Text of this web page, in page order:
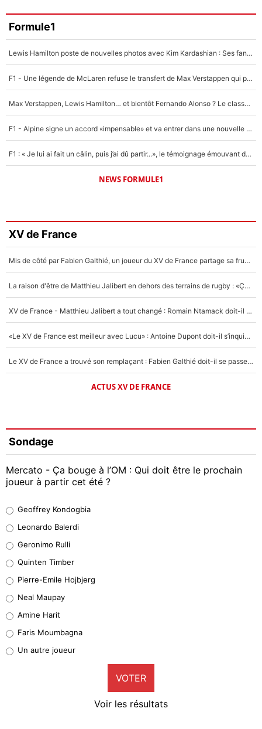
Formule1
Lewis Hamilton poste de nouvelles photos avec Kim Kardashian : Ses fans le voient déjà redevenir champion du monde de F1 grâce à elle !
F1 - Une légende de McLaren refuse le transfert de Max Verstappen qui pourrait «faire des vagues» et plomber l'ambiance dans l'équipe
Max Verstappen, Lewis Hamilton… et bientôt Fernando Alonso ? Le classement des pilotes les mieux payés en Formule 1 risque de changer !
F1 - Alpine signe un accord «impensable» et va entrer dans une nouvelle dimension : Grande nouvelle pour Pierre Gasly !
F1 : « Je lui ai fait un câlin, puis j’ai dû partir...», le témoignage émouvant de Max Verstappen sur sa fille
NEWS FORMULE1
XV de France
Mis de côté par Fabien Galthié, un joueur du XV de France partage sa frustration : «ils ne me l’ont pas dit tout de suite»
La raison d'être de Matthieu Jalibert en dehors des terrains de rugby : «Ça m'atteint autant que si tu touches à un membre de ma famille»
XV de France - Matthieu Jalibert a tout changé : Romain Ntamack doit-il s’inquiéter pour sa place à un an de la Coupe du monde ?
«Le XV de France est meilleur avec Lucu» : Antoine Dupont doit-il s’inquiéter pour sa place ?
Le XV de France a trouvé son remplaçant : Fabien Galthié doit-il se passer d'Antoine Dupont ?
ACTUS XV DE FRANCE
Sondage
Mercato - Ça bouge à l’OM : Qui doit être le prochain
joueur à partir cet été ?
38%
32%
5%
1%
9%
Geoffrey Kondogbia
Leonardo Balerdi
Geronimo Rulli
Quinten Timber
Pierre-Emile Hojbjerg
Neal Maupay
Amine Harit
Faris Moumbagna
Un autre joueur
VOTER
Voir les résultats